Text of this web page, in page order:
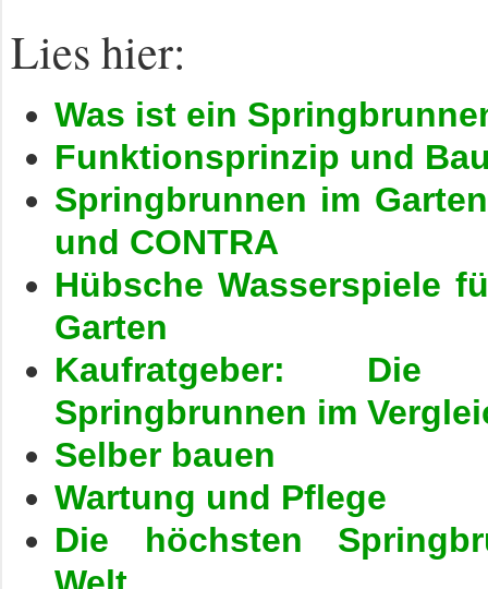
Lies hier:
Was ist ein
Funktionsprinzip und
Springbrunnen im
und CONTRA
Hübsche Wasserspiele
Garten
Kaufratgeber: Die
Springbrunnen im
Selber bauen
Wartung und Pflege
Die höchsten